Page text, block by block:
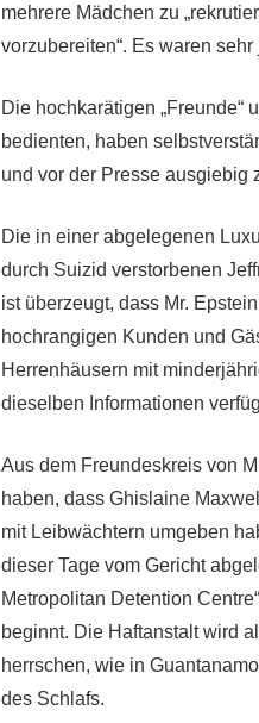
mehrere Mädchen zu
vorzubereiten“. Es waren
Die hochkarätigen „Freunde“
bedienten, haben
und vor der Presse ausgiebig
Die in einer abgelegenen
durch Suizid verstorbenen
ist überzeugt, dass Mr.
hochrangigen Kunden und
Herrenhäusern mit
dieselben Informationen
Aus dem Freundeskreis von
haben, dass Ghislaine
mit Leibwächtern umgeben
dieser Tage vom Gericht
Metropolitan Detention
beginnt. Die Haftanstalt wird
herrschen, wie in
des Schlafs.